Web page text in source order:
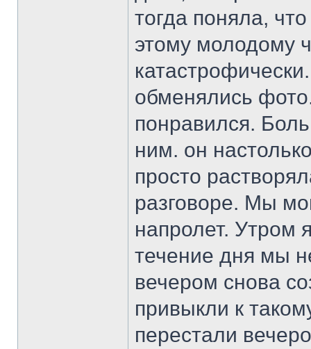
тогда поняла,
этому молодому
обменялись
понравился.
ним. он
просто
разговоре. Мы
напролет. Утром
течение дня мы
вечером снова
привыкли к
перестали